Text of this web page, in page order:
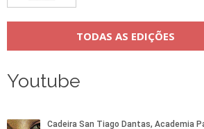
TODAS AS EDIÇÕES
Youtube